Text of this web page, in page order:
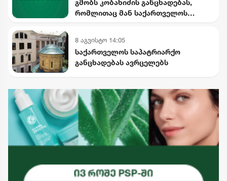
გმობს კობახიძის განცხადებას,
რომლითაც მან საქართველოს
გააყალბა
8 აგვისტო 14:05
საქართველოს საპატრიარქო
განცხადებას ავრცელებს